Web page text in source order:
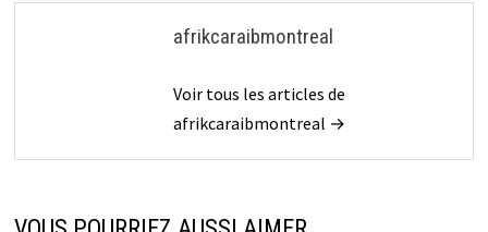
afrikcaraibmontreal
Voir tous les articles de
afrikcaraibmontreal →